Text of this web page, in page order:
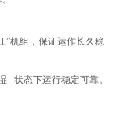
”机组，保证运作长久稳
状态下运行稳定可靠。